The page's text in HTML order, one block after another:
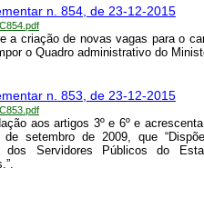
n. 854, de 23-12-2015
a criação de novas vagas para o
o Quadro administrativo do
n. 853, de 23-12-2015
aos artigos 3º e 6º e
setembro de 2009, que
dos Servidores Públicos do